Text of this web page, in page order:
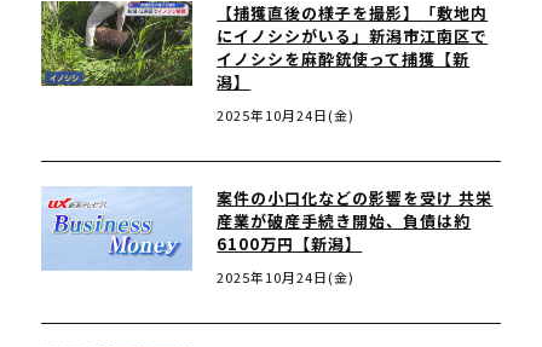
【捕獲直後の様子を撮影】「敷地内
にイノシシがいる」新潟市江南区で
イノシシを麻酔銃使って捕獲【新
潟】
2025年10月24日(金)
案件の小口化などの影響を受け 共栄
産業が破産手続き開始、負債は約
6100万円【新潟】
2025年10月24日(金)